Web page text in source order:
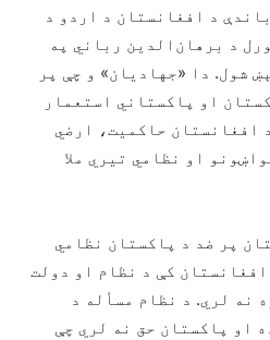
د افغانستان د اردو د
د برهان‌الدین رباني په
شول. دا «جهادیان» و چې پر
او پاکستاني استعمار
افغانستان حاکمیت، ارضي
او نظامي تیري ملا
پر ضد د پاکستان نظامي
کې د نظام او دولت
نه لري. د نظام مسأله د
او پاکستان حق نه لري چې